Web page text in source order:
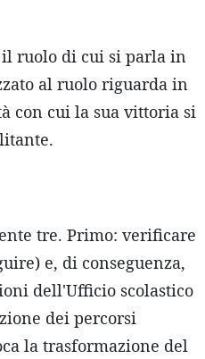
il ruolo di cui si parla in
al ruolo riguarda in
con cui la sua vittoria si
tre. Primo: verificare
e, di conseguenza,
dell'Ufficio scolastico
dei percorsi
la trasformazione del